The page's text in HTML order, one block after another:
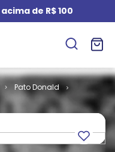
de R$ 100
Pato Donald